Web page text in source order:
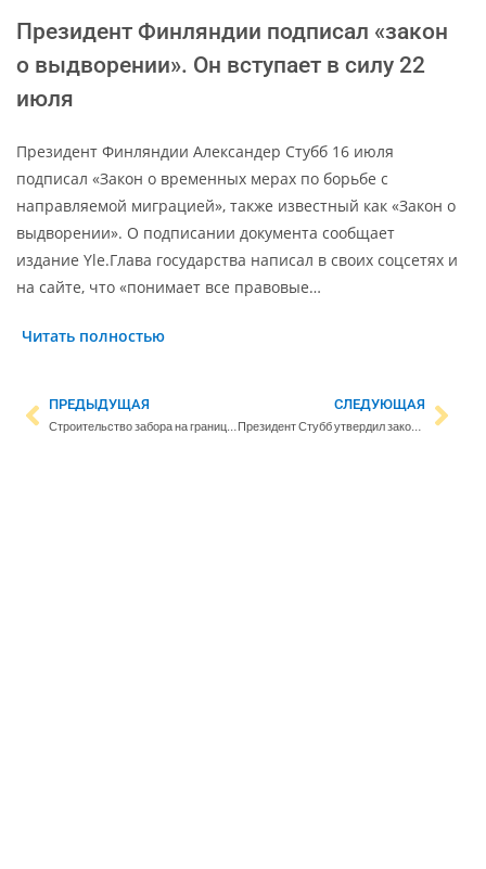
Президент Финляндии подписал «закон
о выдворении». Он вступает в силу 22
июля
Президент Финляндии Александер Стубб 16 июля
подписал «Закон о временных мерах по борьбе с
направляемой миграцией», также известный как «Закон о
выдворении». О подписании документа сообщает
издание Yle.Глава государства написал в своих соцсетях и
на сайте, что «понимает все правовые…
Читать полностью
ПРЕДЫДУЩАЯ
Строительство забора на границе с РФ продвигается – работы в Нуйямаа начнутся в августе
СЛЕДУЮЩАЯ
Президент Стубб утвердил закон о выдворении: “Я понимаю все сложности, связанные с законом”